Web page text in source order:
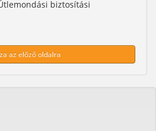
biztosítási
az előző oldalra